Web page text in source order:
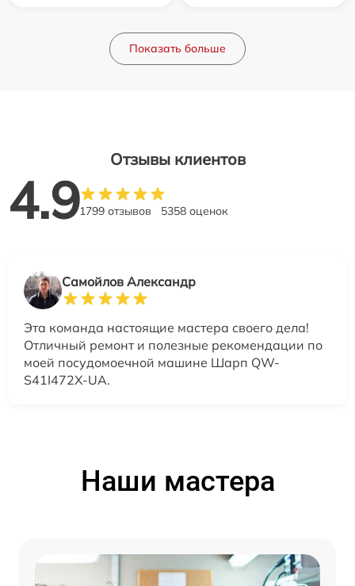
Показать больше
Отзывы клиентов
4.91799 отзывов 5358 оценок
Самойлов Александр
Эта команда настоящие мастера своего дела!
Отличный ремонт и полезные рекомендации по
моей посудомоечной машине Шарп QW-
S41I472X-UA.
Наши мастера